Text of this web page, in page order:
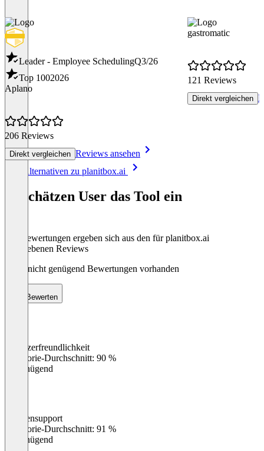
Leader - Employee SchedulingQ3/26
Top 1002026
Aplano
206 Reviews
Direkt vergleichen Reviews ansehen
gastromatic
121 Reviews
Direkt vergleichen
Alle Alternativen zu planitbox.ai
So schätzen User das Tool ein
Die Bewertungen ergeben sich aus den für planitbox.ai
abgegebenen Reviews
Noch nicht genügend Bewertungen vorhanden
Bewerten
Benutzerfreundlichkeit
Kategorie-Durchschnitt: 90 %
Ungenügend
Kundensupport
Kategorie-Durchschnitt: 91 %
Ungenügend